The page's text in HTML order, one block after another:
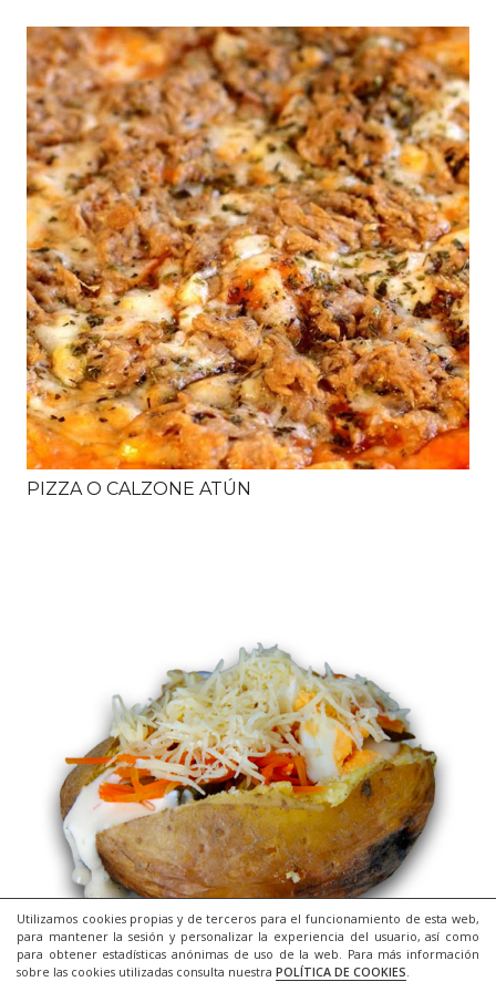
Utilizamos cookies propias y de terceros para el funcionamiento de esta web,
para mantener la sesión y personalizar la experiencia del usuario, así como
para obtener estadísticas anónimas de uso de la web. Para más información
sobre las cookies utilizadas consulta nuestra POLÍTICA DE COOKIES.
PIZZA O CALZONE ATÚN